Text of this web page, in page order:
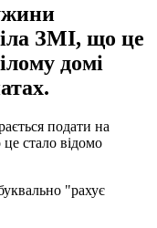
ЗМІ, що це
домі
подати на
стало відомо
"рахує